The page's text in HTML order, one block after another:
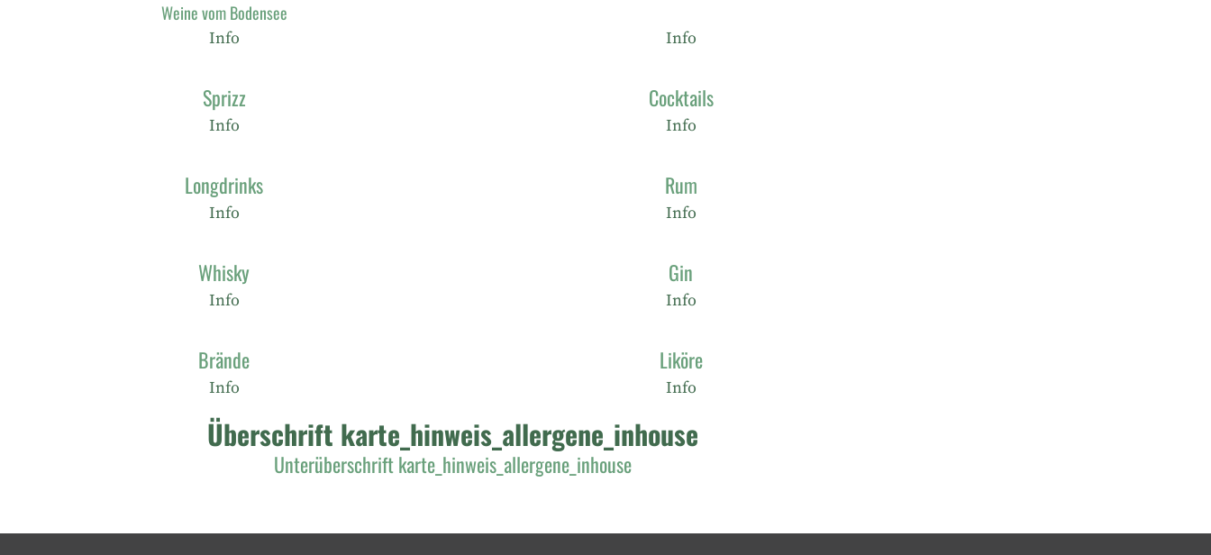
Weine vom Bodensee
Info Info
Sprizz
Info
Cocktails
Info
Longdrinks
Info
Rum
Info
Whisky
Info
Gin
Info
Brände
Info
Liköre
Info
Überschrift karte_hinweis_allergene_inhouse
Unterüberschrift karte_hinweis_allergene_inhouse